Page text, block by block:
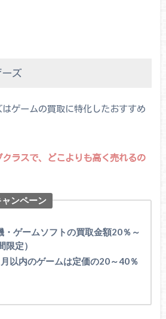
ズ
ゲームの買取に特化したおすすめ
ラスで、どこよりも高く売れるの
ンペーン
・ゲームソフトの買取金額20％～
定）
以内のゲームは定価の20～40％